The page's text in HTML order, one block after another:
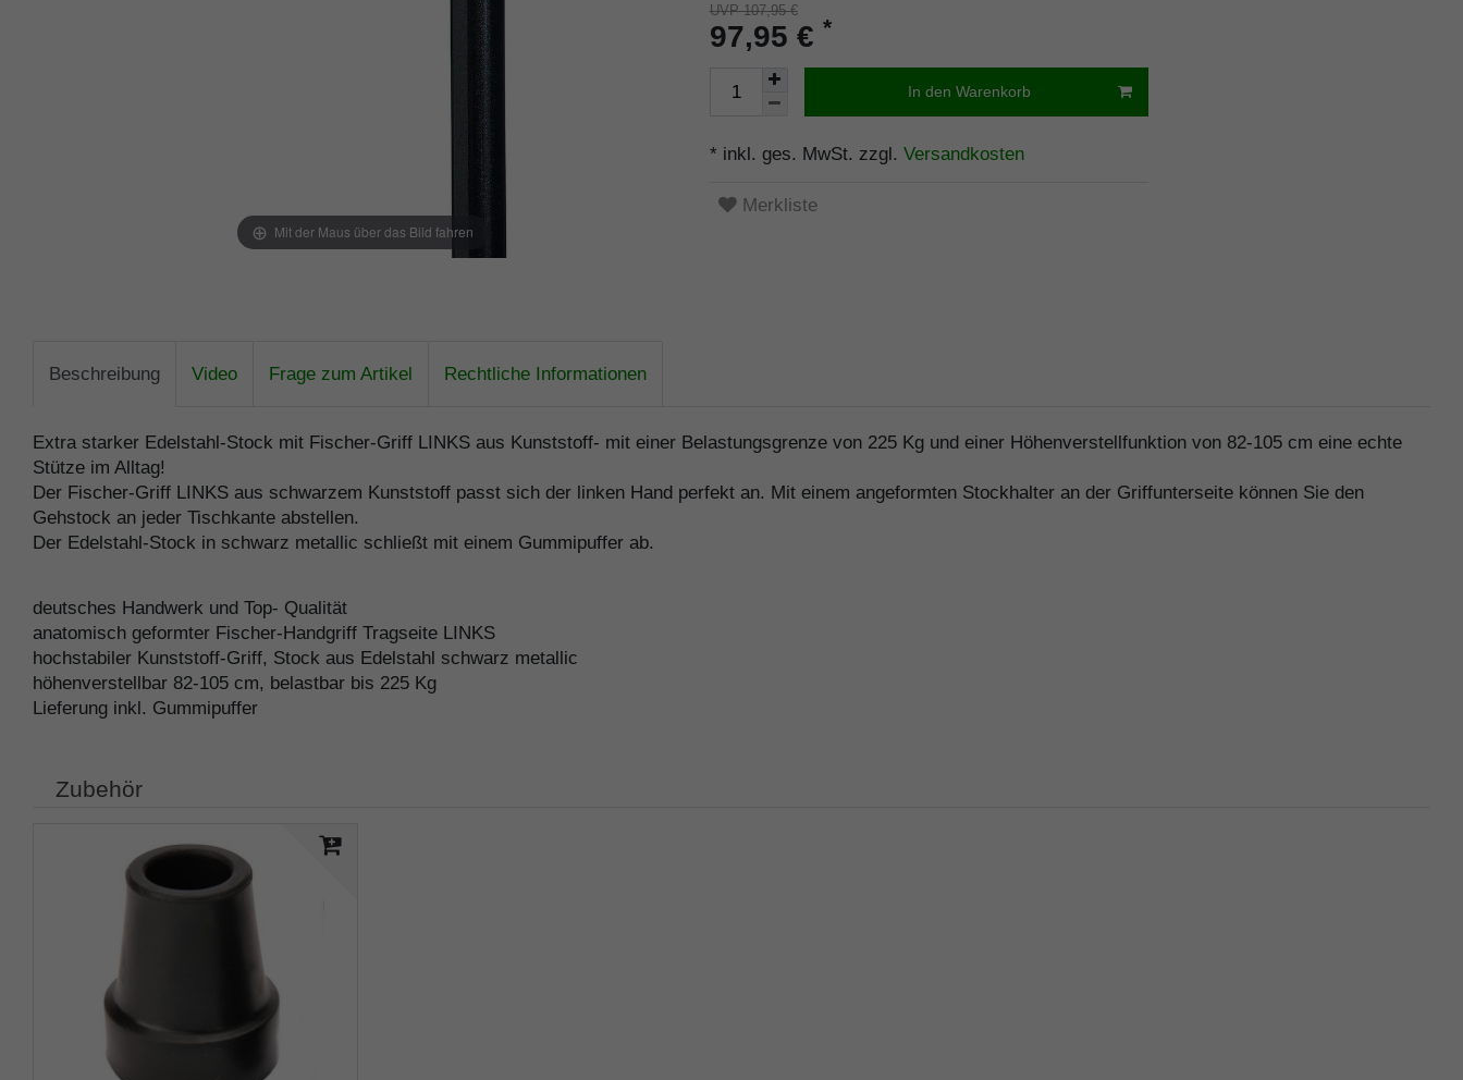
Mit der Maus über das Bild fahren
UVP 107,95 €
97,95 € *
In den Warenkorb
* inkl. ges. MwSt. zzgl. Versandkosten
Merkliste
Beschreibung Video Frage zum Artikel Rechtliche Informationen
Extra starker Edelstahl-Stock mit Fischer-Griff LINKS aus Kunststoff- mit einer Belastungsgrenze von 225 Kg und einer Höhenverstellfunktion von 82-105 cm eine echte
Stütze im Alltag!
Der Fischer-Griff LINKS aus schwarzem Kunststoff passt sich der linken Hand perfekt an. Mit einem angeformten Stockhalter an der Griffunterseite können Sie den
Gehstock an jeder Tischkante abstellen.
Der Edelstahl-Stock in schwarz metallic schließt mit einem Gummipuffer ab.
deutsches Handwerk und Top- Qualität
anatomisch geformter Fischer-Handgriff Tragseite LINKS
hochstabiler Kunststoff-Griff, Stock aus Edelstahl schwarz metallic
höhenverstellbar 82-105 cm, belastbar bis 225 Kg
Lieferung inkl. Gummipuffer
Zubehör